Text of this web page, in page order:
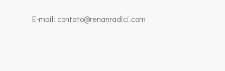
E-mail: contato@renanradici.com